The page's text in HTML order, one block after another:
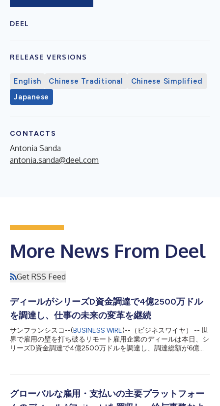
DEEL
RELEASE VERSIONS
English Chinese Traditional
Chinese Simplified
Japanese
CONTACTS
Antonia Sanda
antonia.sanda@deel.com
More News From Deel
Get RSS Feed
ディールがシリーズD資金調達で4億2500万ドル
を調達し、仕事の未来の変革を継続
サンフランシスコ--(BUSINESS WIRE)--（ビジネスワイヤ） -- 世
界で雇用の壁を打ち破るリモート雇用企業のディールは本日、シ
リーズD資金調達で4億2500万ドルを調達し、調達総額が6億
回の投資により、グローバルな雇用・決済・コンプライアンス分
達ラウンドは、米国のCoatueが主導し、パートナーのRahul
Kishore氏とLucas Swisher氏が取引を進めました。また、本ラウ
グローバルな雇用・支払いの主要プラットフォー